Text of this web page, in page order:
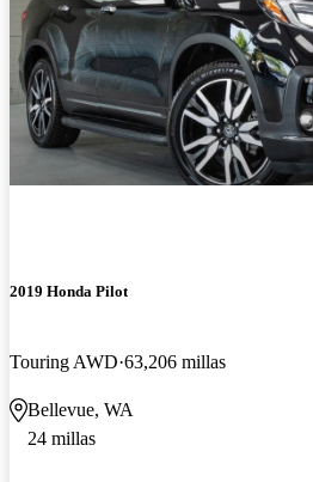
2019 Honda Pilot
Touring AWD 63,206 millas
Bellevue, WA
24 millas